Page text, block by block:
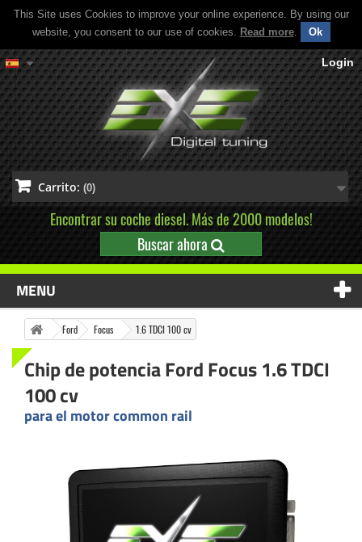
This Site uses Cookies to improve your online experience. By using our
website, you consent to our use of cookies. Read more. Ok
Login
Carrito: (0)
Encontrar su coche diesel. Más de 2000 modelos!
Buscar ahora
MENU
Ford Focus 1.6 TDCI 100 cv
Chip de potencia Ford Focus 1.6 TDCI
100 cv
para el motor common rail